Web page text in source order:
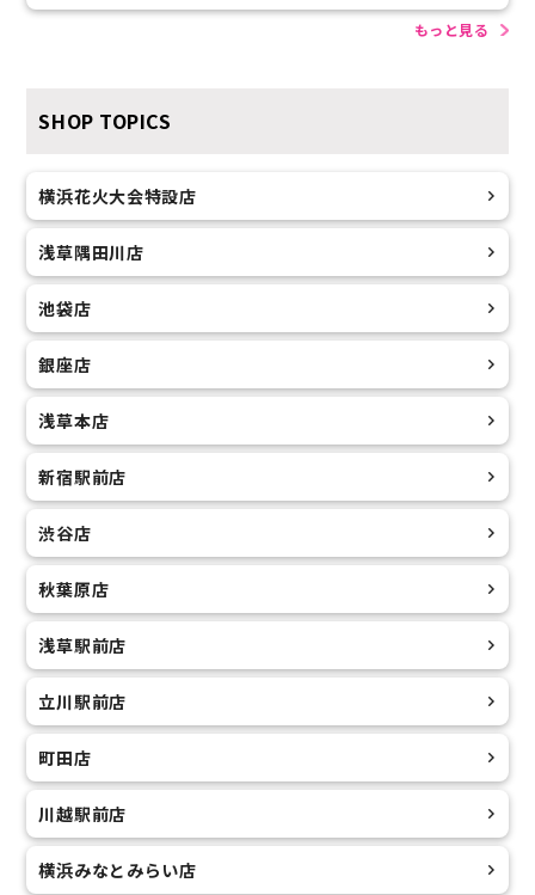
もっと見る
SHOP TOPICS
横浜花火大会特設店
浅草隅田川店
池袋店
銀座店
浅草本店
新宿駅前店
渋谷店
秋葉原店
浅草駅前店
立川駅前店
町田店
川越駅前店
横浜みなとみらい店